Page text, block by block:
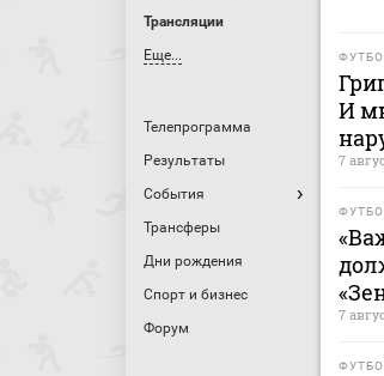
Трансляции
Еще...
Телепрограмма
Результаты
События
Трансферы
Дни рождения
Спорт и бизнес
Форум
И
7
7